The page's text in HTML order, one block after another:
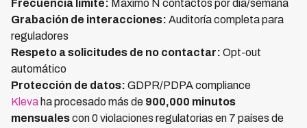
Frecuencia límite: Máximo N contactos por día/semana
Grabación de interacciones: Auditoría completa para
reguladores
Respeto a solicitudes de no contactar: Opt-out
automático
Protección de datos: GDPR/PDPA compliance
Kleva ha procesado más de 900,000 minutos
mensualescon 0 violaciones regulatorias en 7 países de